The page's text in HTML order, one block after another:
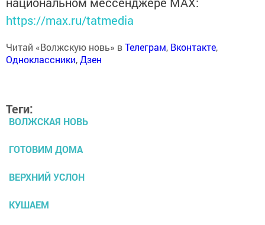
https://max.ru/tatmedia
Читай «Волжскую новь» вТелеграм, Вконтакте,
Одноклассники,Дзен
Теги:
ВОЛЖСКАЯ НОВЬ
ГОТОВИМ ДОМА
ВЕРХНИЙ УСЛОН
КУШАЕМ